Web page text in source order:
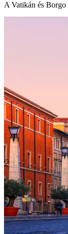
A Vatikán és